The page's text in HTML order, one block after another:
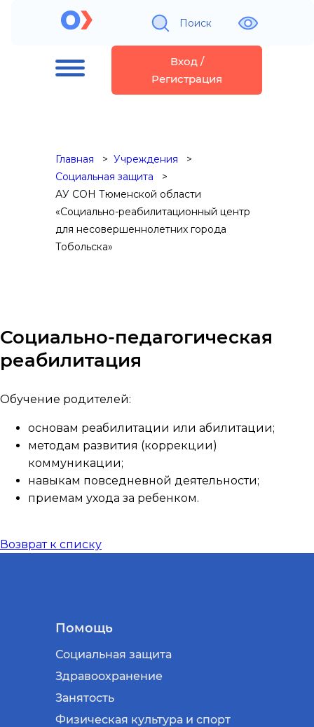
Поиск
Вход /
Регистрация
Главная
Учреждения
Социальная защита
АУ СОН Тюменской области
«Социально-реабилитационный центр
для несовершеннолетних города
Тобольска»
Социально-педагогическая
реабилитация
Обучение родителей:
основам реабилитации или абилитации;
методам развития (коррекции)
коммуникации;
навыкам повседневной деятельности;
приемам ухода за ребенком.
Возврат к списку
Помощь
Социальная защита
Здравоохранение
Занятость
Физическая культура и спорт